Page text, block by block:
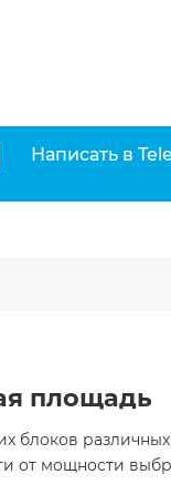
Написать в
площадь
от мощности